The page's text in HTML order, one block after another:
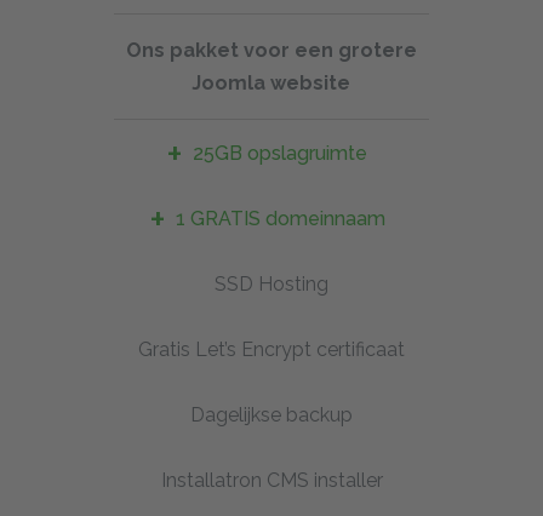
Ons pakket voor een grotere
Joomla website
25GB opslagruimte
1 GRATIS domeinnaam
SSD Hosting
Gratis Let’s Encrypt certificaat
Dagelijkse backup
Installatron CMS installer